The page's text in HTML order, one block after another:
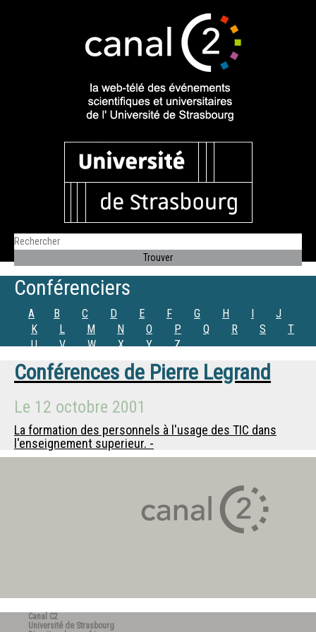
Conférenciers
A B C D E F G H I
J
K
L M N O P Q R S
T
U
V W X Y Z
Conférences de Pierre Legrand
Le 12 octobre 2001
La formation des personnels à l'usage des TIC dans
l'enseignement superieur. -
Canal C2
Université de Strasbourg